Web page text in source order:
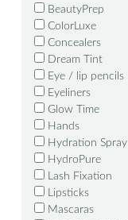
BeautyPrep
ColorLuxe
Concealers
Dream Tint
Eye / lip pencils
Eyeliners
Glow Time
Hands
Hydration Spray
HydroPure
Lash Fixation
Lipsticks
Mascaras